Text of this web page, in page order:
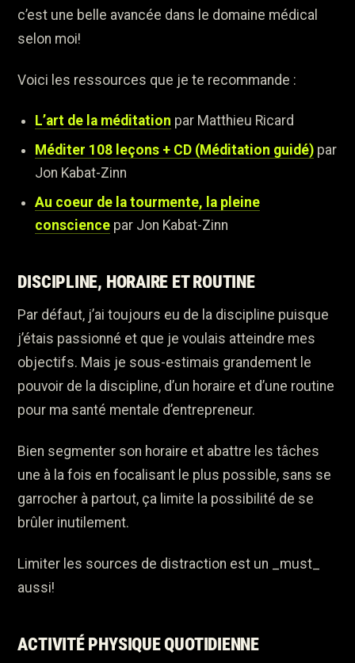
c’est une belle avancée dans le domaine médical
selon moi!
Voici les ressources que je te recommande :
L’art de la méditation par Matthieu Ricard
Méditer 108 leçons + CD (Méditation guidé) par
Jon Kabat-Zinn
Au coeur de la tourmente, la pleine
conscience par Jon Kabat-Zinn
DISCIPLINE, HORAIRE ET ROUTINE
Par défaut, j’ai toujours eu de la discipline puisque
j’étais passionné et que je voulais atteindre mes
objectifs. Mais je sous-estimais grandement le
pouvoir de la discipline, d’un horaire et d’une routine
pour ma santé mentale d’entrepreneur.
Bien segmenter son horaire et abattre les tâches
une à la fois en focalisant le plus possible, sans se
garrocher à partout, ça limite la possibilité de se
brûler inutilement.
Limiter les sources de distraction est un _must_
aussi!
ACTIVITÉ PHYSIQUE QUOTIDIENNE